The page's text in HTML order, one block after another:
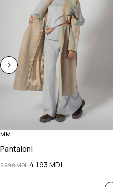
MM
Pantaloni
5 990MDL 4 193MDL